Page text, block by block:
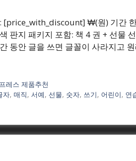
[price_with_discount] ₩(원) 기간
판지 패키지 포함: 책 4 권 + 선물
동안 글을 쓰면 글꼴이 사라지고
레스 제품추천
자,매직,서예, 선물, 숫자, 쓰기, 어린이, 연